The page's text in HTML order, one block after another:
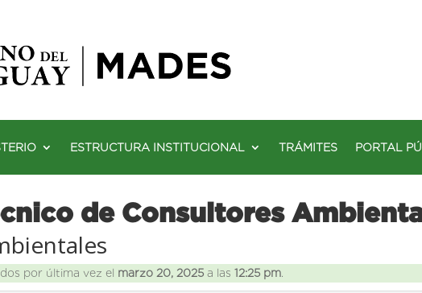
ESTRUCTURA INSTITUCIONAL TRÁMITES PORTAL
de Consultores
por última vez el marzo 20, 2025 a las12:25 pm